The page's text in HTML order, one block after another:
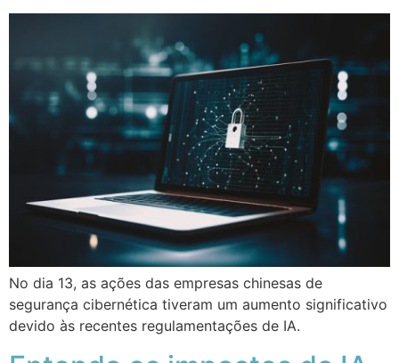
No dia 13, as ações das empresas chinesas de
segurança cibernética tiveram um aumento significativo
devido às recentes regulamentações de IA.